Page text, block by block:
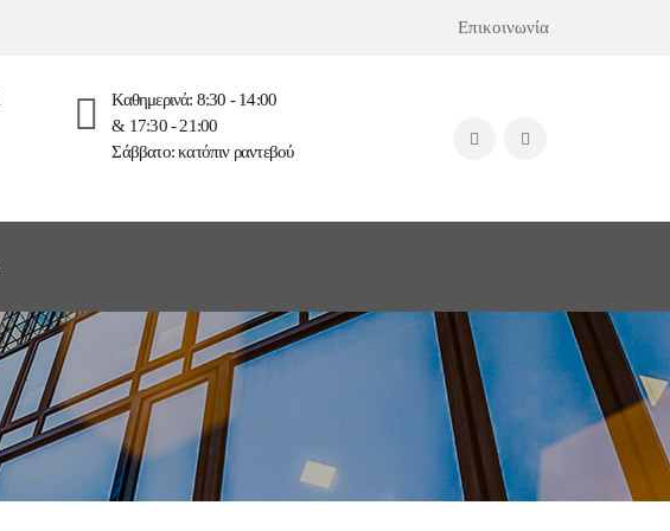
Επικοινωνία
Καθημερινά: 8:30 - 14:00
& 17:30 - 21:00
Σάββατο: κατόπιν ραντεβού